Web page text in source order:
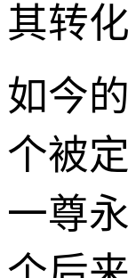
其转
如今
个被
一尊